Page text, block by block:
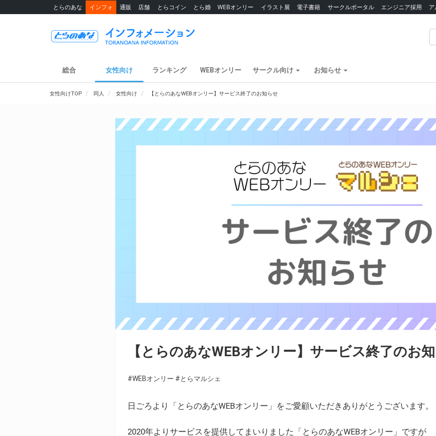
とらのあな インフォ 通販 店舗 とらコイン とら婚 WEBオンリー イラスト展 電子書籍 サークルポータル エンジニア採用
総合 女性向け ランキング WEBオンリー サークル向け お知らせ
女性向けTOP 同人 女性向け 【とらのあなWEBオンリー】サービス終了のお知らせ
【とらのあなWEBオンリー】サービス終了のお
#WEBオンリー #とらマルシェ
日ごろより「とらのあなWEBオンリー」をご愛顧いただきありがとうございます。
2020年よりサービスを提供してまいりました「とらのあなWEBオンリー」ですが